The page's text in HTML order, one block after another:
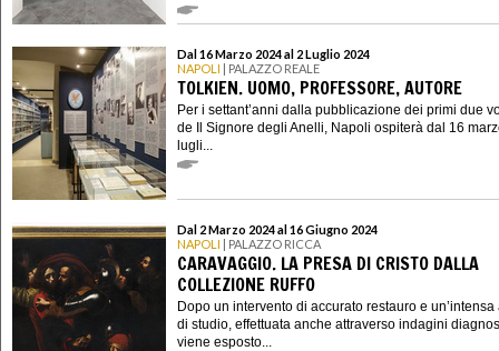
Dal 16 Marzo 2024 al 2 Luglio 2024
NAPOLI | PALAZZO REALE
TOLKIEN. UOMO, PROFESSORE, AUTORE
Per i settant’anni dalla pubblicazione dei primi due
de Il Signore degli Anelli, Napoli ospiterà dal 16
lugli...
Dal 2 Marzo 2024 al 16 Giugno 2024
NAPOLI | PALAZZO RICCA
CARAVAGGIO. LA PRESA DI CRISTO DALLA
COLLEZIONE RUFFO
Dopo un intervento di accurato restauro e un’intensa
di studio, effettuata anche attraverso indagini
viene esposto...